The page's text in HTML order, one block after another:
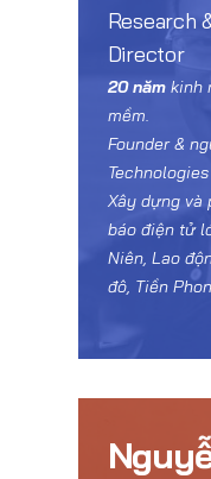
Research
Director
20 nămkinh
mềm.
Founder &
Technologies
Xây dựng và
báo điện tử
Niên, Lao
đô, Tiền